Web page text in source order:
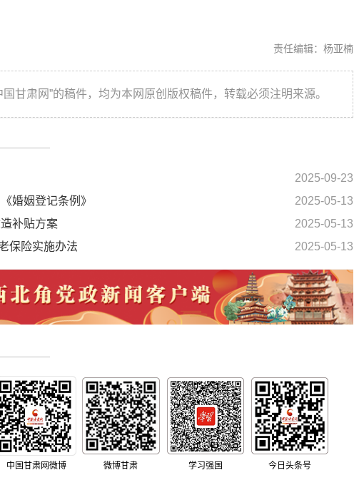
责任编辑：杨亚楠
甘肃网”的稿件，均为本网原创版权稿件，转载必须注明来源。
2025-09-23
2025-05-13
婚姻登记条例》
2025-05-13
补贴方案
2025-05-13
保险实施办法
中国甘肃网微博 微博甘肃 学习强国 今日头条号